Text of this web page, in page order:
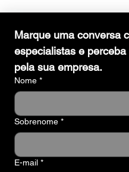
Marque uma conversa
especialistas e
pela sua empresa.
Nome *
Sobrenome *
E-mail *